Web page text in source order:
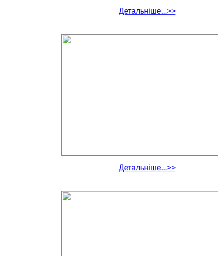
Детальніше...>>
Детальніше...>>